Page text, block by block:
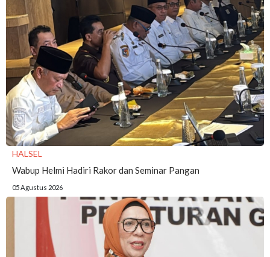
HALSEL
Wabup Helmi Hadiri Rakor dan Seminar Pangan
05 Agustus 2026